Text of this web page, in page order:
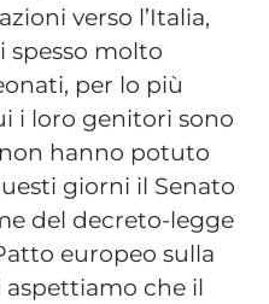
verso l’Italia,
molto
per lo più
i loro genitori sono
hanno potuto
giorni il Senato
del decreto-legge
europeo sulla
aspettiamo che il